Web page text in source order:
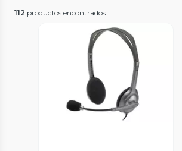
112 productos encontrados
Vista Previa